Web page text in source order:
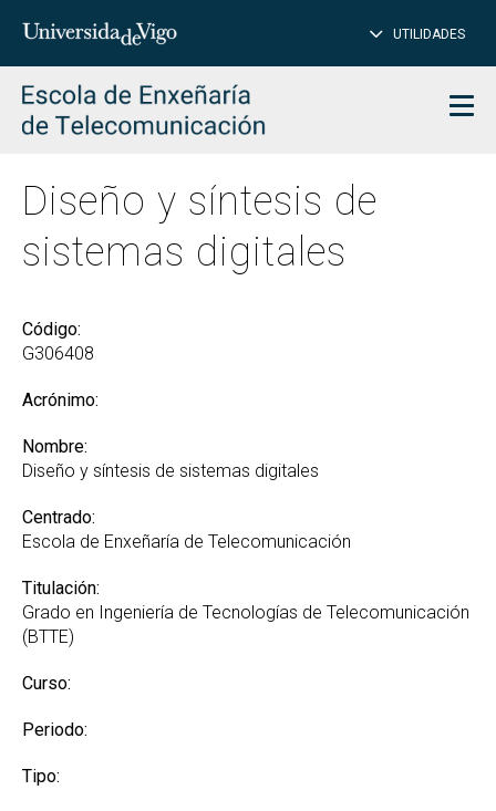
Insertar
para
buscar
UTILIDADES
Diseño y síntesis de
sistemas digitales
Código:
G306408
Acrónimo:
Nombre:
Diseño y síntesis de sistemas digitales
Centrado:
Escola de Enxeñaría de Telecomunicación
Titulación:
Grado en Ingeniería de Tecnologías de Telecomunicación
(BTTE)
Curso:
Periodo:
Tipo: